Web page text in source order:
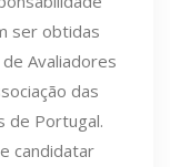
ser obtidas
Avaliadores
das
de Portugal.
candidatar